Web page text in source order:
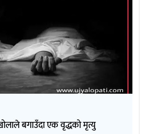
बगाउँदा एक वृद्धको मृत्यु